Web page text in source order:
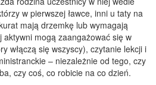
w pierwszej ławce, inni u taty na
mają drzemkę lub wymagają
mogą zaangażować się w
włączą się wszyscy), czytanie lekcji i
– niezależnie od tego, czy
czy coś, co robicie na co dzień.